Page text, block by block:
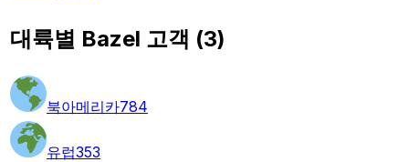
대륙별 Bazel 고객 (3)
북아메리카784
유럽353